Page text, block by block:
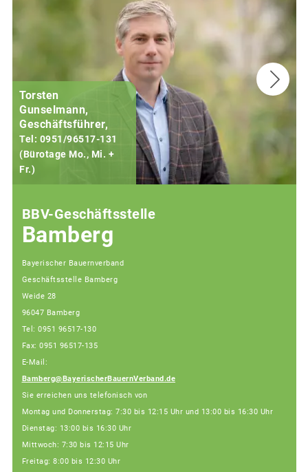
Torsten
Gunselmann,
Geschäftsführer,
Tel: 0951/96517-131
(Bürotage Mo., Mi. +
Fr.)
BBV-Geschäftsstelle
Bamberg
Bayerischer Bauernverband
Geschäftsstelle Bamberg
Weide 28
96047 Bamberg
Tel: 0951 96517-130
Fax: 0951 96517-135
E-Mail:
Bamberg@BayerischerBauernVerband.de
Sie erreichen uns telefonisch von
Montag und Donnerstag: 7:30 bis 12:15 Uhr und 13:00 bis 16:30 Uhr
Dienstag: 13:00 bis 16:30 Uhr
Mittwoch: 7:30 bis 12:15 Uhr
Freitag: 8:00 bis 12:30 Uhr